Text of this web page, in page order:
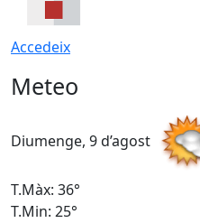
Accedeix
Meteo
Diumenge, 9 d’agost
T.Màx: 36°
T.Min: 25°